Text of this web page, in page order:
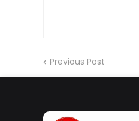
Previous Post